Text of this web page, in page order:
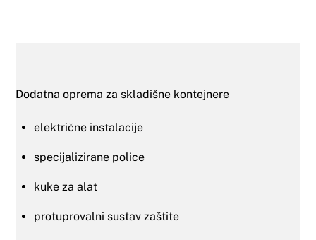
Dodatna oprema za skladišne kontejnere
električne instalacije
specijalizirane police
kuke za alat
protuprovalni sustav zaštite